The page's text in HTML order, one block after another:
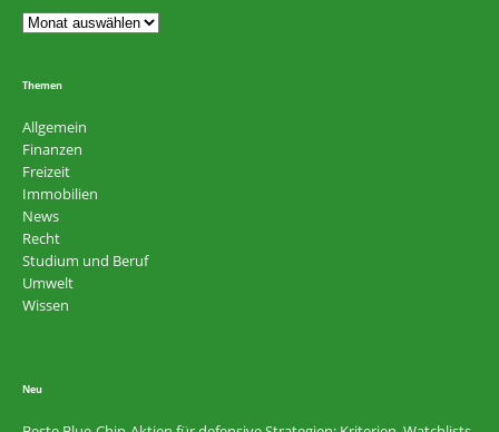
Themen
Allgemein
Finanzen
Freizeit
Immobilien
News
Recht
Studium und Beruf
Umwelt
Wissen
Neu